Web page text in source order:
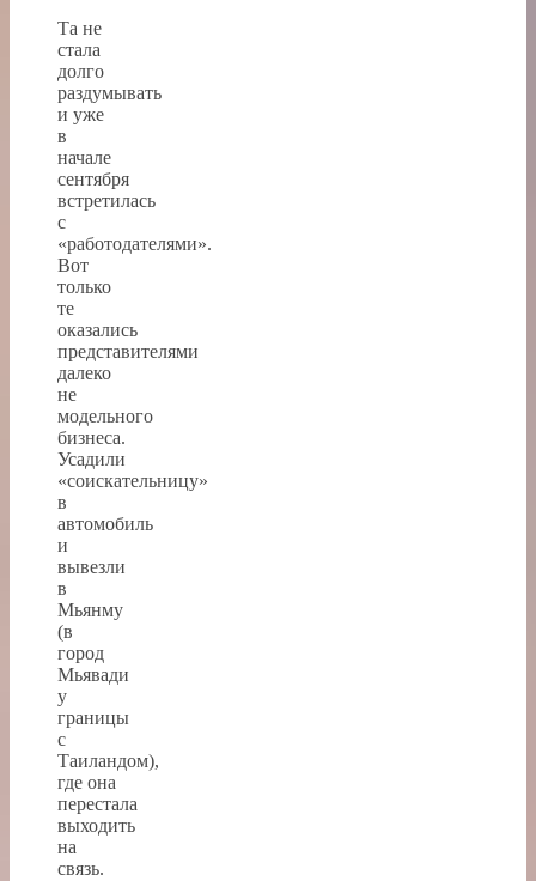
Та не
стала
долго
раздумывать
и уже
в
начале
сентября
встретилась
с
«работодателями».
Вот
только
те
оказались
представителями
далеко
не
модельного
бизнеса.
Усадили
«соискательницу»
в
автомобиль
и
вывезли
в
Мьянму
(в
город
Мьявади
у
границы
с
Таиландом),
где она
перестала
выходить
на
связь.